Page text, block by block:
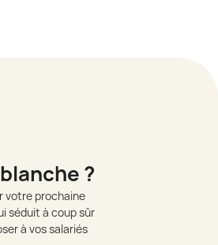
?
votre prochaine
séduit à coup sûr
à vos salariés